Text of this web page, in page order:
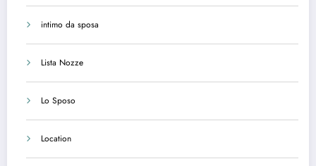
intimo da sposa
Lista Nozze
Lo Sposo
Location